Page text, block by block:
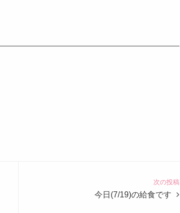
次の投稿
今日(7/19)の給食です